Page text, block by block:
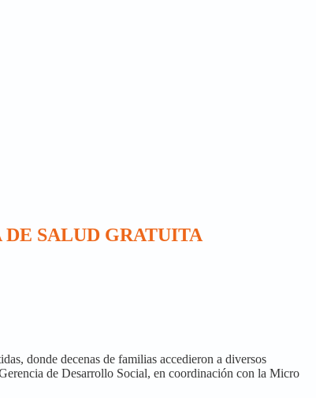
SALUD GRATUITA
donde decenas de familias accedieron a diversos
de Desarrollo Social, en coordinación con la Micro